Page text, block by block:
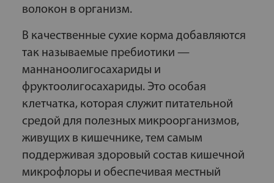
волокон в организм.
В качественные сухие корма добавляются
так называемые пребиотики —
маннаноолигосахариды и
фруктоолигосахариды. Это особая
клетчатка, которая служит питательной
средой для полезных микроорганизмов,
живущих в кишечнике, тем самым
поддерживая здоровый состав кишечной
микрофлоры и обеспечивая местный